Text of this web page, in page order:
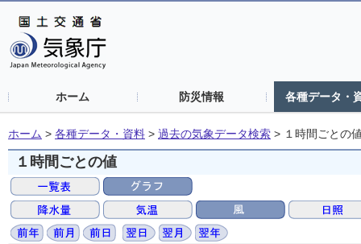
ホーム 防災情報 各種データ・
ホーム > 各種データ・資料 > 過去の気象データ検索 > １時間ごとの
１時間ごとの値